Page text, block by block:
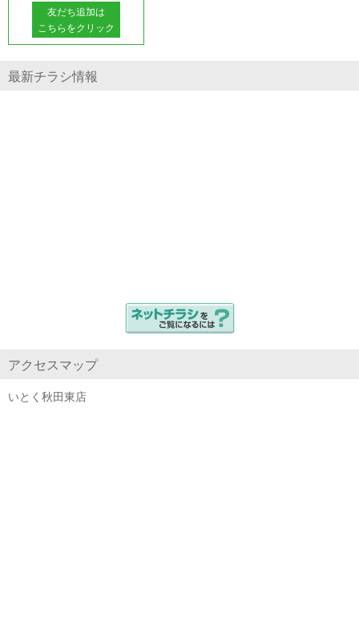
友だち追加は
こちらをクリック
最新チラシ情報
アクセスマップ
いとく秋田東店